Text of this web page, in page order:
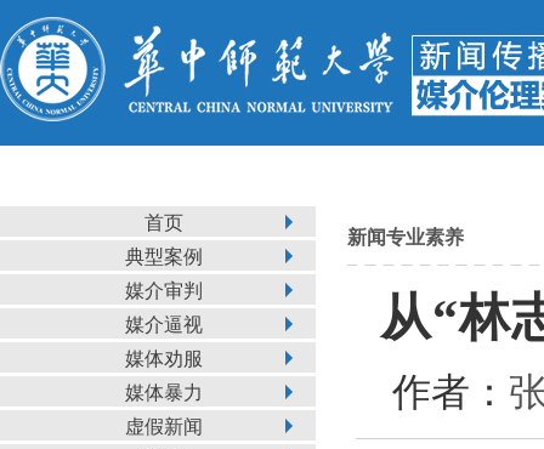
首页
典型案例
媒介审判
媒介逼视
媒体劝服
媒体暴力
虚假新闻
新闻专业素养
从“林
作者：